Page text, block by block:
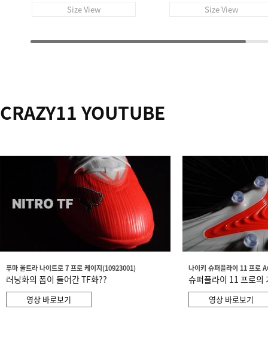
Size View Size View
CRAZY11 YOUTUBE
푸마 울트라 나이트로 7 프로 케이지(10923001)
러닝화의 폼이 들어간 TF화??
영상 바로보기
나이키 슈퍼플라이 11 프로
슈퍼플라이 11 프로의
영상 바로보기